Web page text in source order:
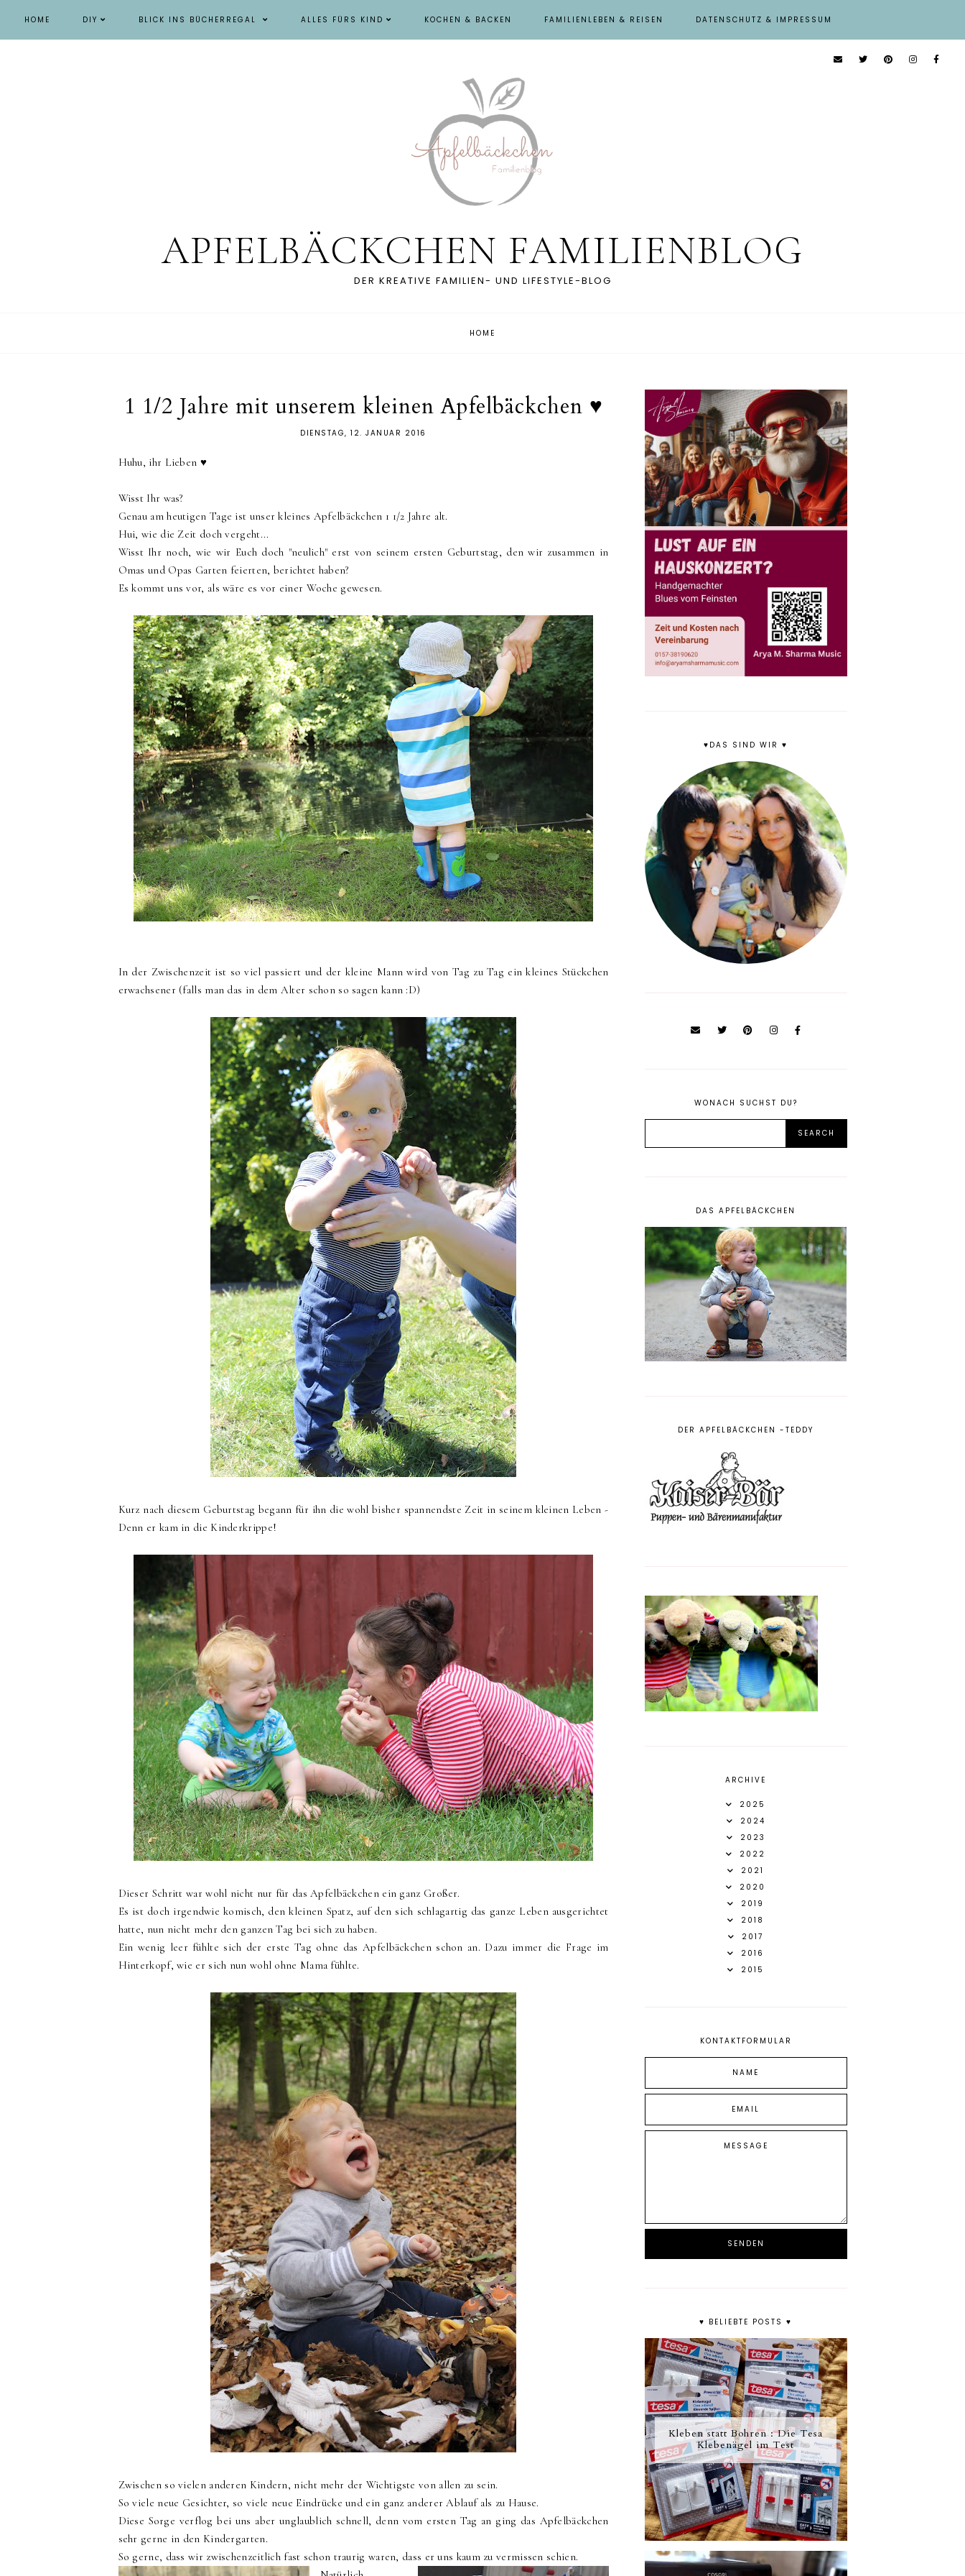
HOME DIY BLICK INS BÜCHERREGAL ALLES FÜRS KIND KOCHEN & BACKEN FAMILIENLEBEN & REISEN DATENSCHUTZ & IMPRESSUM
APFELBÄCKCHEN FAMILIENBLOG
DER KREATIVE FAMILIEN- UND LIFESTYLE-BLOG
HOME
1 1/2 Jahre mit unserem kleinen Apfelbäckchen ♥︎
DIENSTAG, 12. JANUAR 2016
Huhu, ihr Lieben ♥︎
Wisst Ihr was?
Genau am heutigen Tage ist unser kleines Apfelbäckchen 1 1/2 Jahre alt.
Hui, wie die Zeit doch vergeht...
Wisst Ihr noch, wie wir Euch doch "neulich" erst von seinem ersten Geburtstag, den wir zusammen in
Omas und Opas Garten feierten, berichtet haben?
Es kommt uns vor, als wäre es vor einer Woche gewesen.
In der Zwischenzeit ist so viel passiert und der kleine Mann wird von Tag zu Tag ein kleines Stückchen
erwachsener (falls man das in dem Alter schon so sagen kann :D)
Kurz nach diesem Geburtstag begann für ihn die wohl bisher spannendste Zeit in seinem kleinen Leben -
Denn er kam in die Kinderkrippe!
Dieser Schritt war wohl nicht nur für das Apfelbäckchen ein ganz Großer.
Es ist doch irgendwie komisch, den kleinen Spatz, auf den sich schlagartig das ganze Leben ausgerichtet
hatte, nun nicht mehr den ganzen Tag bei sich zu haben.
Ein wenig leer fühlte sich der erste Tag ohne das Apfelbäckchen schon an. Dazu immer die Frage im
Hinterkopf, wie er sich nun wohl ohne Mama fühlte.
Zwischen so vielen anderen Kindern, nicht mehr der Wichtigste von allen zu sein.
So viele neue Gesichter, so viele neue Eindrücke und ein ganz anderer Ablauf als zu Hause.
Diese Sorge verflog bei uns aber unglaublich schnell, denn vom ersten Tag an ging das Apfelbäckchen
sehr gerne in den Kindergarten.
So gerne, dass wir zwischenzeitlich fast schon traurig waren, dass er uns kaum zu vermissen schien.
♥DAS SIND WIR ♥
WONACH SUCHST DU?
DAS APFELBÄCKCHEN
DER APFELBÄCKCHEN -TEDDY
ARCHIVE
2025
2024
2023
2022
2021
2020
2019
2018
2017
2016
2015
KONTAKTFORMULAR
♥ BELIEBTE POSTS ♥
Kleben statt Bohren : Die Tesa
Klebenägel im Test